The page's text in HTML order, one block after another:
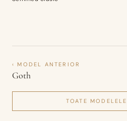
‹ MODEL ANTERIOR
Goth
TOATE MODELELE